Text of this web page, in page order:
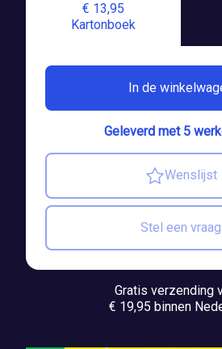
€ 13,95
Kartonboek
In de
Geleverd met 5
Wenslijst
Stel een vraag
Gratis verzending
€ 19,95 binnen